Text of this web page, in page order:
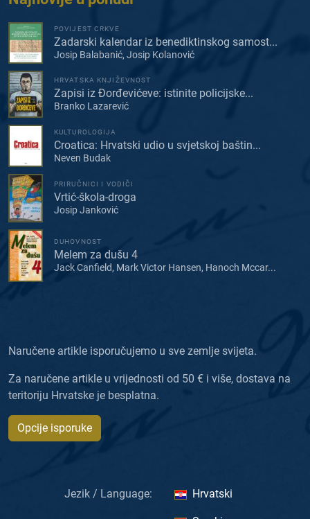
POVIJEST CRKVE
Zadarski kalendar iz benediktinskog samost...
Josip Balabanić, Josip Kolanović
HRVATSKA KNJIŽEVNOST
Zapisi iz Đorđevićeve: istinite policijske...
Branko Lazarević
KULTUROLOGIJA
Croatica: Hrvatski udio u svjetskoj baštin...
Neven Budak
PRIRUČNICI I VODIČI
Vrtić-škola-droga
Josip Janković
DUHOVNOST
Melem za dušu 4
Jack Canfield, Mark Victor Hansen, Hanoch Mccar...
Naručene artikle isporučujemo u sve zemlje svijeta.
Za naručene artikle u vrijednosti od 50 € i više, dostava na
teritoriju Hrvatske je besplatna.
Opcije isporuke
Jezik / Language: Hrvatski